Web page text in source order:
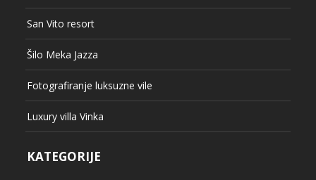
San Vito resort
Šilo Meka Jazza
Fotografiranje luksuzne vile
Luxury villa Vinka
KATEGORIJE